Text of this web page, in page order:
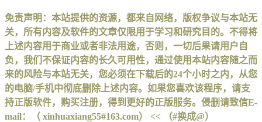
免责声明：本站提供的资源，都来自网络，版权争议与本站无
关，所有内容及软件的文章仅限用于学习和研究目的。不得将
上述内容用于商业或者非法用途，否则，一切后果请用户自
负，我们不保证内容的长久可用性，通过使用本站内容随之而
来的风险与本站无关，您必须在下载后的24个小时之内，从您
的电脑/手机中彻底删除上述内容。如果您喜欢该程序，请支
持正版软件，购买注册，得到更好的正版服务。侵删请致信E-
mail：（ xinhuaxiang55#163.com） << （#换成@）